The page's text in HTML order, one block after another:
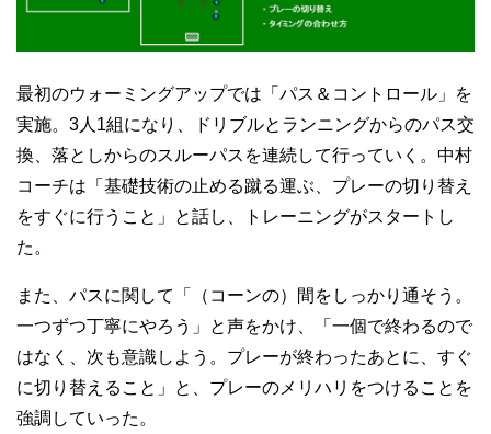
最初のウォーミングアップでは「パス＆コントロール」を
実施。3人1組になり、ドリブルとランニングからのパス交
換、落としからのスルーパスを連続して行っていく。中村
コーチは「基礎技術の止める蹴る運ぶ、プレーの切り替え
をすぐに行うこと」と話し、トレーニングがスタートし
た。
また、パスに関して「（コーンの）間をしっかり通そう。
一つずつ丁寧にやろう」と声をかけ、「一個で終わるので
はなく、次も意識しよう。プレーが終わったあとに、すぐ
に切り替えること」と、プレーのメリハリをつけることを
強調していった。